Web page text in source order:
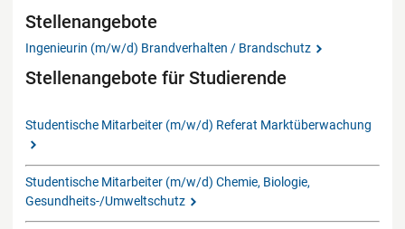
Stellenangebote
Ingenieurin (m/w/d) Brandverhalten / Brandschutz
Stellenangebote für Studierende
Studentische Mitarbeiter (m/w/d) Referat Marktüberwachung
Studentische Mitarbeiter (m/w/d) Chemie, Biologie,
Gesundheits-/Umweltschutz